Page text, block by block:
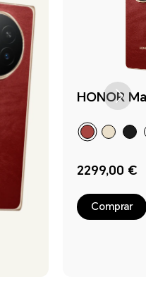
HONOR
2299,00 €
Comprar